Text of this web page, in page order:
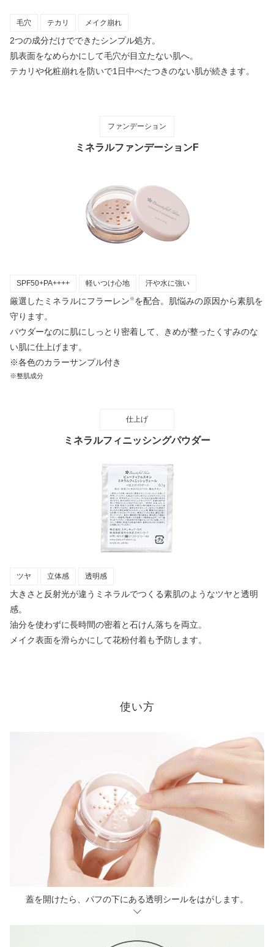
毛穴 テカリ メイク崩れ
2つの成分だけでできたシンプル処方。
肌表面をなめらかにして毛穴が目立たない肌へ。
テカリや化粧崩れを防いで1日中べたつきのない肌が続きます。
ファンデーション
ミネラルファンデーションF
SPF50+PA++++ 軽いつけ心地 汗や水に強い
厳選したミネラルにフラーレン ※ を配合。肌悩みの原因から素肌を
守ります。
パウダーなのに肌にしっとり密着して、きめが整ったくすみのな
い肌に仕上げます。
※各色のカラーサンプル付き
※整肌成分
仕上げ
ミネラルフィニッシングパウダー
ツヤ 立体感 透明感
大きさと反射光が違うミネラルでつくる素肌のようなツヤと透明
感。
油分を使わずに長時間の密着と石けん落ちを両立。
メイク表面を滑らかにして花粉付着も予防します。
使い方
蓋を開けたら、パフの下にある透明シールをはがします。